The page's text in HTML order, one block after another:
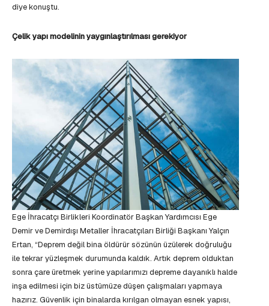
diye konuştu.
Çelik yapı modelinin yaygınlaştırılması gerekiyor
Ege İhracatçı Birlikleri Koordinatör Başkan Yardımcısı Ege
Demir ve Demirdışı Metaller İhracatçıları Birliği Başkanı Yalçın
Ertan, “Deprem değil bina öldürür sözünün üzülerek doğruluğu
ile tekrar yüzleşmek durumunda kaldık. Artık deprem olduktan
sonra çare üretmek yerine yapılarımızı depreme dayanıklı halde
inşa edilmesi için biz üstümüze düşen çalışmaları yapmaya
hazırız. Güvenlik için binalarda kırılgan olmayan esnek yapısı,